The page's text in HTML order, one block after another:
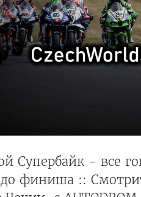
Супербайк - все
до финиша ::